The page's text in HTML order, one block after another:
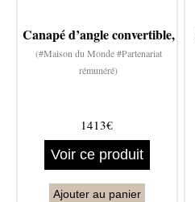
Canapé d’angle convertible,
(#Maison du Monde #Partenariat
rémunéré)
1413€
Voir ce produit
Ajouter au panier